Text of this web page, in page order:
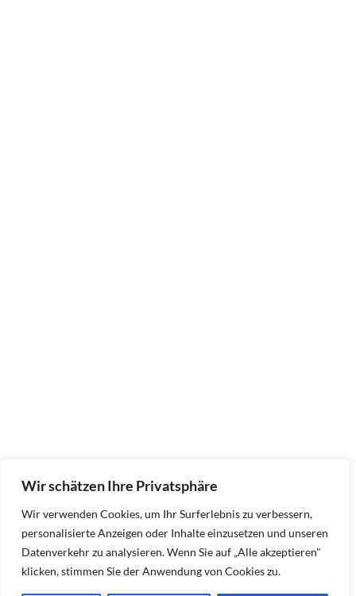
Wir schätzen Ihre Privatsphäre
Wir verwenden Cookies, um Ihr Surferlebnis zu verbessern,
personalisierte Anzeigen oder Inhalte einzusetzen und unseren
Datenverkehr zu analysieren. Wenn Sie auf „Alle akzeptieren"
klicken, stimmen Sie der Anwendung von Cookies zu.